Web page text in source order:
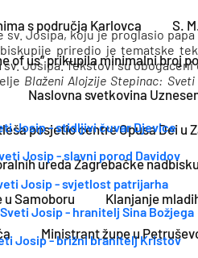
s područja Karlovca S.
of us“ prikupila minimalni broj
Naslovna svetkovina
posjetio centre Opusa Dei u
ureda Zagrebačke
Samoboru Klanjanje
Ministrant župe u
sv. Josipa, koju je proglasio
priredio je tematske
Josipa. Tekstovi su
Blaženi Alojzije Stepinac:
Josip - stidljivi čuvar Djevice
Josip - slavni porod Davidov
Josip - svjetlost patrijarha
Sveti Josip - hranitelj Sina Božjega
Josip - brižni branitelj Kristov